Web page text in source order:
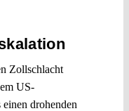
Zollschlacht
US-
drohenden